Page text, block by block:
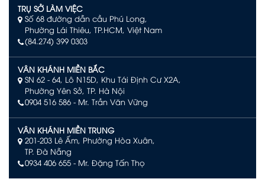
TRỤ SỞ LÀM VIỆC
Số 68 đường dẫn cầu Phú Long,
Phường Lái Thiêu, TP.HCM, Việt Nam
(84.274) 399 0303
VÂN KHÁNH MIỀN BẮC
SN 62 - 64, Lô N15D, Khu Tái Định Cư X2A,
Phường Yên Sở, TP. Hà Nội
0904 516 586 - Mr. Trần Văn Vững
VÂN KHÁNH MIỀN TRUNG
201-203 Lê Ấm, Phường Hòa Xuân,
TP. Đà Nẵng
0934 406 655 - Mr. Đặng Tấn Thọ